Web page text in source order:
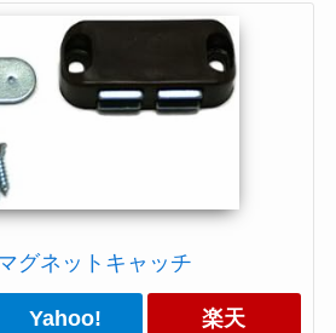
グネットキャッチ
Yahoo! 楽天